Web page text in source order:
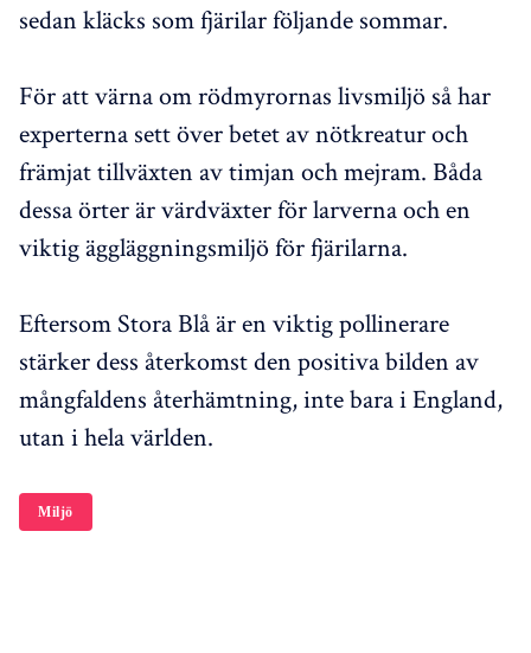
sedan kläcks som fjärilar följande sommar.
För att värna om rödmyrornas livsmiljö så har
experterna sett över betet av nötkreatur och
främjat tillväxten av timjan och mejram. Båda
dessa örter är värdväxter för larverna och en
viktig äggläggningsmiljö för fjärilarna.
Eftersom Stora Blå är en viktig pollinerare
stärker dess återkomst den positiva bilden av
mångfaldens återhämtning, inte bara i England,
utan i hela världen.
Miljö